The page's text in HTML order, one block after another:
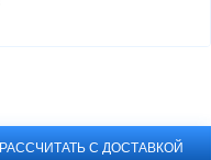
РАССЧИТАТЬ С ДОСТАВКОЙ